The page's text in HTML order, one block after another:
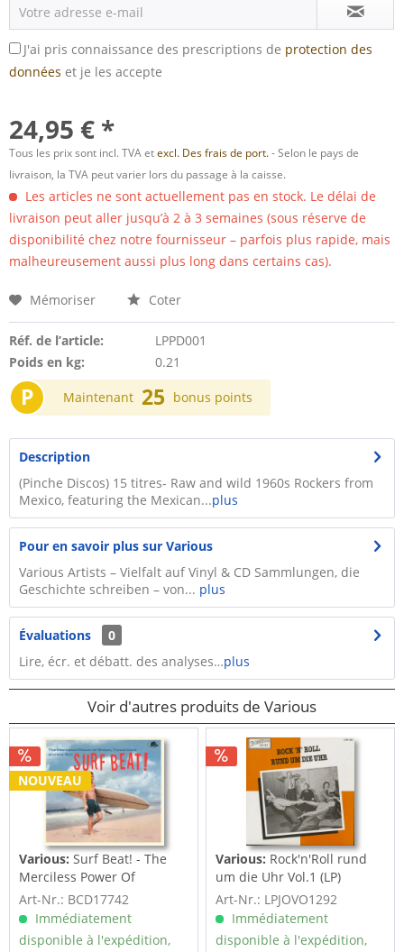
J'ai pris connaissance des prescriptions de protection des
données et je les accepte
24,95 € *
Tous les prix sont incl. TVA etexcl. Des frais de port.- Selon le pays de
livraison, la TVA peut varier lors du passage à la caisse.
Les articles ne sont actuellement pas en stock. Le délai de
livraison peut aller jusqu’à 2 à 3 semaines (sous réserve de
disponibilité chez notre fournisseur – parfois plus rapide, mais
malheureusement aussi plus long dans certains cas).
Mémoriser Coter
Réf. de l’article:
LPPD001
Poids en kg:
0.21
P Maintenant 25 bonus points
Description
(Pinche Discos) 15 titres- Raw and wild 1960s Rockers from
Mexico, featuring the Mexican...plus
Pour en savoir plus sur Various
Various Artists – Vielfalt auf Vinyl & CD Sammlungen, die
Geschichte schreiben – von... plus
Évaluations
0
Lire, écr. et débatt. des analyses…plus
Voir d'autres produits de Various
NOUVEAU
Various:Surf Beat! - The
Merciless Power Of
Water,...
Art-Nr.: BCD17742
Immédiatement
disponible à l'expédition,
Various: Rock'n'Roll rund
um die Uhr Vol.1 (LP)
Art-Nr.: LPJOVO1292
Immédiatement
disponible à l'expédition,